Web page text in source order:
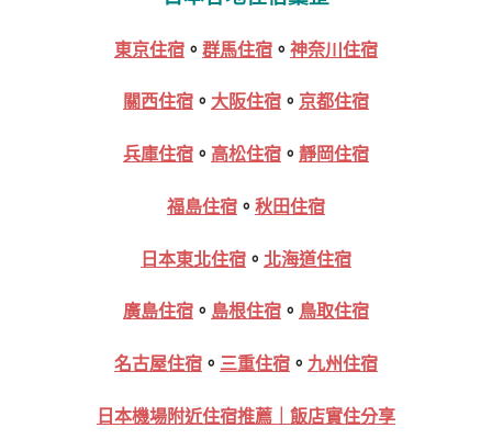
東京住宿 。 群馬住宿 。 神奈川住宿
關西住宿 。 大阪住宿 。 京都住宿
兵庫住宿 。 高松住宿 。 靜岡住宿
福島住宿 。 秋田住宿
日本東北住宿 。 北海道住宿
廣島住宿 。 島根住宿 。 鳥取住宿
名古屋住宿 。 三重住宿 。 九州住宿
日本機場附近住宿推薦｜飯店實住分享